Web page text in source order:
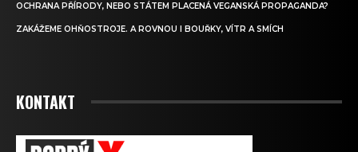
OCHRANA PŘÍRODY, NEBO STÁTEM PLACENÁ VEGANSKÁ PROPAGANDA?
ZAKÁŽEME OHŇOSTROJE. A ROVNOU I BOUŘKY, VÍTR A SMÍCH
KONTAKT